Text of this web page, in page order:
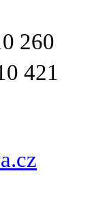
260
421